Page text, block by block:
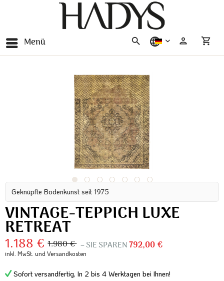
Menü deutsch
Geknüpfte Bodenkunst seit 1975
VINTAGE-TEPPICH LUXE
RETREAT
1.188 € 1.980 € – SIE SPAREN792,00 €
inkl. MwSt. und Versandkosten
Sofort versandfertig, In 2 bis 4 Werktagen bei Ihnen!